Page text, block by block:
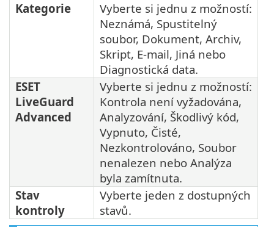
Kategorie
Vyberte si jednu z možností:
Neznámá, Spustitelný
soubor, Dokument, Archiv,
Skript, E-mail, Jiná nebo
Diagnostická data.
ESET
LiveGuard
Advanced
Vyberte si jednu z možností:
Kontrola není vyžadována,
Analyzování, Škodlivý kód,
Vypnuto, Čisté,
Nezkontrolováno, Soubor
nenalezen nebo Analýza
byla zamítnuta.
Stav
kontroly
Vyberte jeden z dostupných
stavů.